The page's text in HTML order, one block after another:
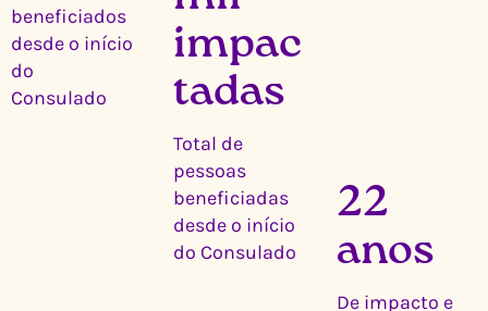
beneficiados
desde o início
do
Consulado
impac
tadas
Total de
pessoas
beneficiadas
desde o início
do Consulado
22
anos
De impacto e